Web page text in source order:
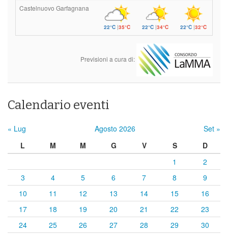
Castelnuovo Garfagnana
22°C|35°C 22°C|34°C 22°C |32°C
Previsioni a cura di:
Calendario eventi
« Lug Agosto 2026
Set »
L
M M G V S
D
1
2
3
4 5 6 7 8
9
10
11 12 13 14 15
16
17
18 19 20 21 22
23
24
25 26 27 28 29
30